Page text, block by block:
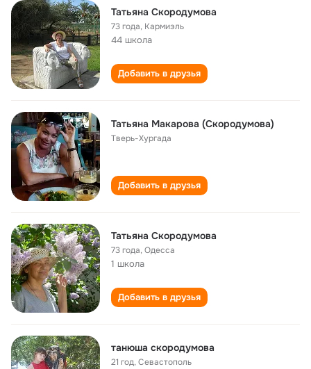
Татьяна Скородумова
73 года, Кармиэль
44 школа
Добавить в друзья
Татьяна Макарова (Скородумова)
Тверь-Хургада
Добавить в друзья
Татьяна Скородумова
73 года,Одесса
1 школа
Добавить в друзья
танюша скородумова
21 год,Севастополь